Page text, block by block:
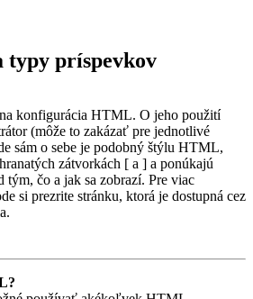
typy príspevkov
konfigurácia HTML. O jeho použití
(môže to zakázať pre jednotlivé
sám o sebe je podobný štýlu HTML,
zátvorkách [ a ] a ponúkajú
tým, čo a jak sa zobrazí. Pre viac
si prezrite stránku, ktorá je dostupná cez